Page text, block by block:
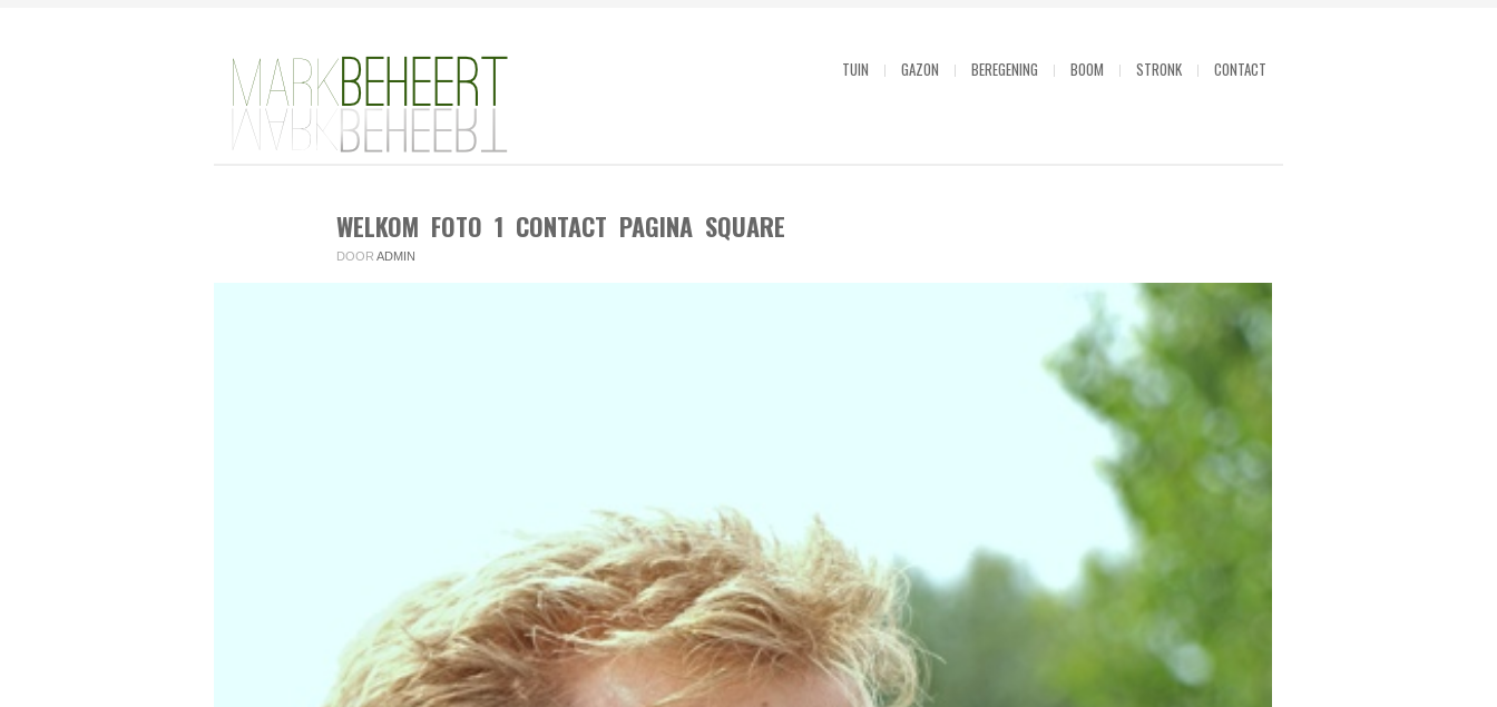
TUIN GAZON BEREGENING BOOM STRONK CONTACT
WELKOM FOTO 1 CONTACT PAGINA SQUARE
DOOR ADMIN